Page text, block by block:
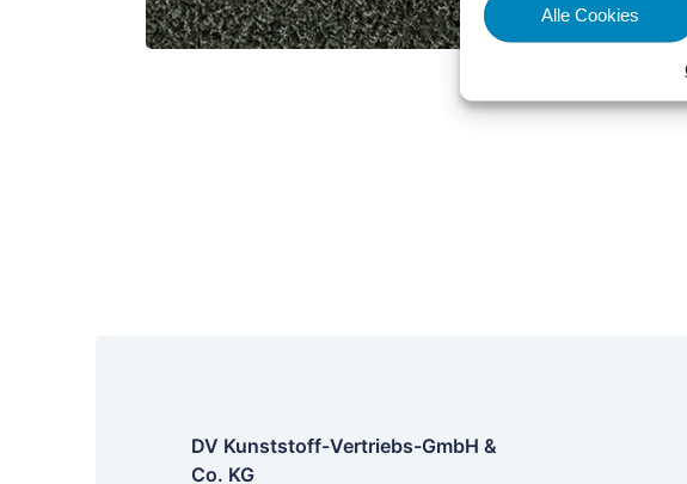
Alle Cookies
DV Kunststoff-Vertriebs-GmbH &
Co. KG